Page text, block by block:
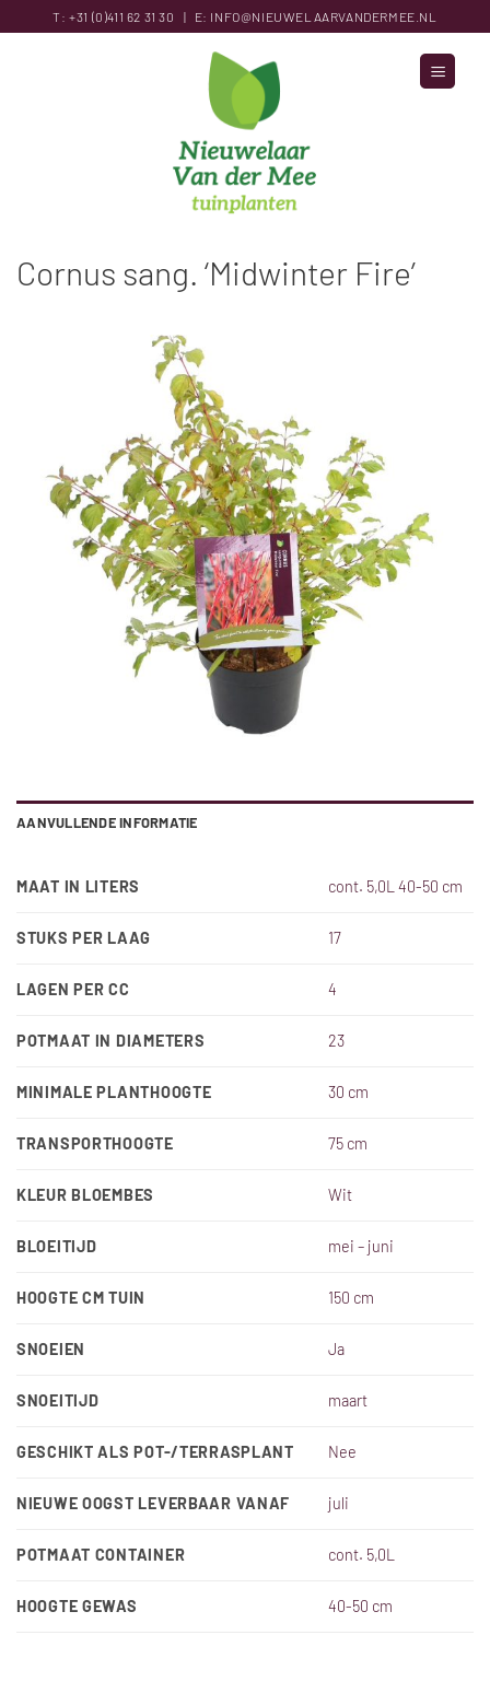
naar
T:+31 (0)411 62 31 30 | E: INFO@NIEUWELAARVANDERMEE.NL
Cornus sang. ‘Midwinter Fire’
AANVULLENDE INFORMATIE
MAAT IN LITERS cont. 5,0L 40-50 cm
STUKS PER LAAG 17
LAGEN PER CC 4
POTMAAT IN DIAMETERS 23
MINIMALE PLANTHOOGTE 30 cm
TRANSPORTHOOGTE 75 cm
KLEUR BLOEMBES Wit
BLOEITIJD mei – juni
HOOGTE CM TUIN 150 cm
SNOEIEN Ja
SNOEITIJD maart
GESCHIKT ALS POT-/TERRASPLANT Nee
NIEUWE OOGST LEVERBAAR VANAF juli
POTMAAT CONTAINER cont. 5,0L
HOOGTE GEWAS 40-50 cm